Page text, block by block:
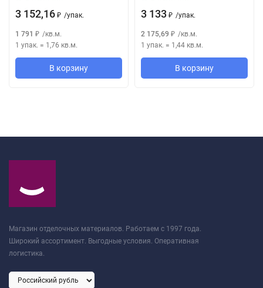
3 152,16 ₽ /упак.
1 791 ₽ /кв.м.
1 упак. = 1,76 кв.м.
В корзину
3 133 ₽ /упак.
2 175,69 ₽ /кв.м.
1 упак. = 1,44 кв.м.
В корзину
Магазин отделочных материалов. Работаем с 1997 года.
Широкий ассортимент. Выгодные условия. Оперативная
логистика.